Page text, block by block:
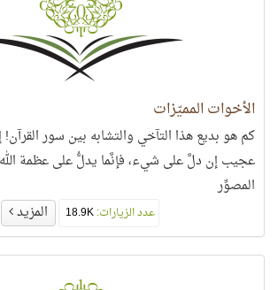
الأخوات المميّزات
عجيب إن دلَّ على شيء، فإنَّما يدلُّ على عظمة
المصوِّر
عدد الزيارات:18.9K المزيد